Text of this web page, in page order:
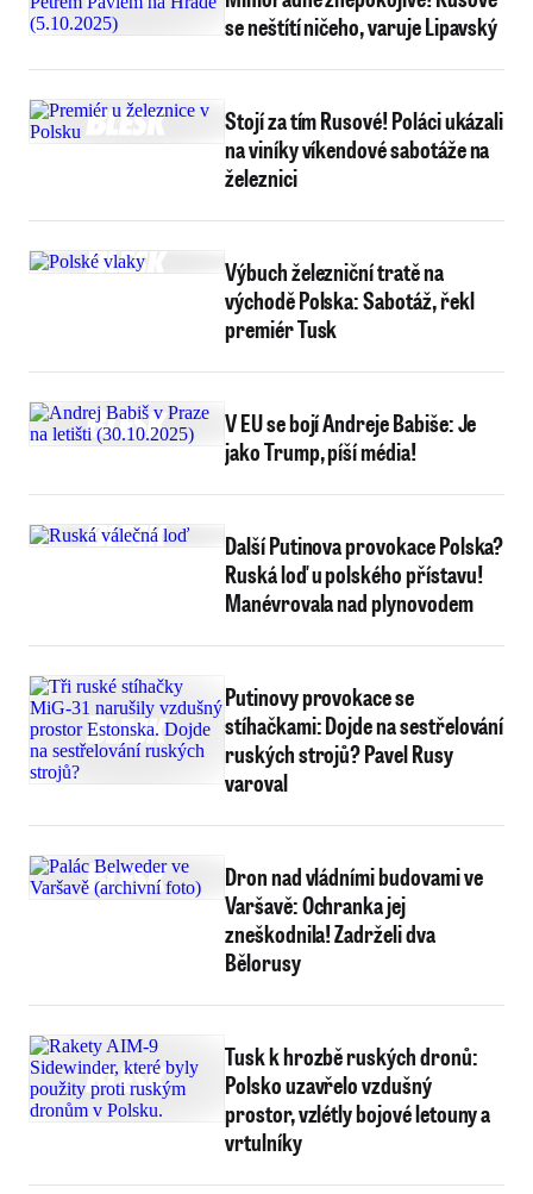
se neštítí ničeho, varuje Lipavský
Stojí za tím Rusové! Poláci ukázali
na viníky víkendové sabotáže na
železnici
Výbuch železniční tratě na
východě Polska: Sabotáž, řekl
premiér Tusk
V EU se bojí Andreje Babiše: Je
jako Trump, píší média!
Další Putinova provokace Polska?
Ruská loď u polského přístavu!
Manévrovala nad plynovodem
Putinovy provokace se
stíhačkami: Dojde na sestřelování
ruských strojů? Pavel Rusy
varoval
Dron nad vládními budovami ve
Varšavě: Ochranka jej
zneškodnila! Zadrželi dva
Bělorusy
Tusk k hrozbě ruských dronů:
Polsko uzavřelo vzdušný
prostor, vzlétly bojové letouny a
vrtulníky